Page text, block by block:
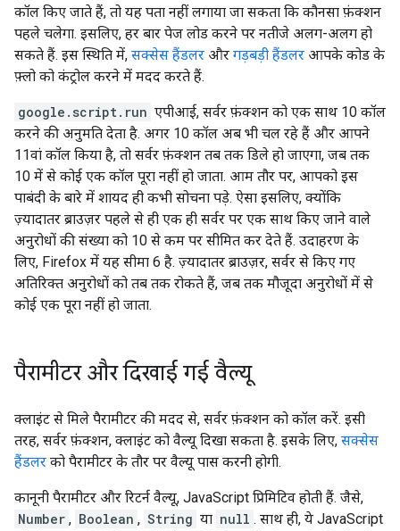
कॉल किए जाते हैं, तो यह पता नहीं लगाया जा सकता कि कौनसा फ़ंक्शन
पहले चलेगा. इसलिए, हर बार पेज लोड करने पर नतीजे अलग-अलग हो
सकते हैं. इस स्थिति में, सक्सेस हैंडलर और गड़बड़ी हैंडलर आपके कोड के
फ़्लो को कंट्रोल करने में मदद करते हैं.
google.script.run एपीआई, सर्वर फ़ंक्शन को एक साथ 10 कॉल
करने की अनुमति देता है. अगर 10 कॉल अब भी चल रहे हैं और आपने
11वां कॉल किया है, तो सर्वर फ़ंक्शन तब तक डिले हो जाएगा, जब तक
10 में से कोई एक कॉल पूरा नहीं हो जाता. आम तौर पर, आपको इस
पाबंदी के बारे में शायद ही कभी सोचना पड़े. ऐसा इसलिए, क्योंकि
ज़्यादातर ब्राउज़र पहले से ही एक ही सर्वर पर एक साथ किए जाने वाले
अनुरोधों की संख्या को 10 से कम पर सीमित कर देते हैं. उदाहरण के
लिए, Firefox में यह सीमा 6 है. ज़्यादातर ब्राउज़र, सर्वर से किए गए
अतिरिक्त अनुरोधों को तब तक रोकते हैं, जब तक मौजूदा अनुरोधों में से
कोई एक पूरा नहीं हो जाता.
पैरामीटर और दिखाई गई वैल्यू
क्लाइंट से मिले पैरामीटर की मदद से, सर्वर फ़ंक्शन को कॉल करें. इसी
तरह, सर्वर फ़ंक्शन, क्लाइंट को वैल्यू दिखा सकता है. इसके लिए, सक्सेस
हैंडलर को पैरामीटर के तौर पर वैल्यू पास करनी होगी.
कानूनी पैरामीटर और रिटर्न वैल्यू, JavaScript प्रिमिटिव होती हैं. जैसे,
Number , Boolean , String या null . साथ ही, ये JavaScript